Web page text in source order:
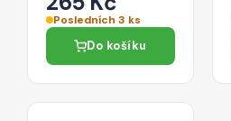
černá
Posledních 3 ks
Do košíku